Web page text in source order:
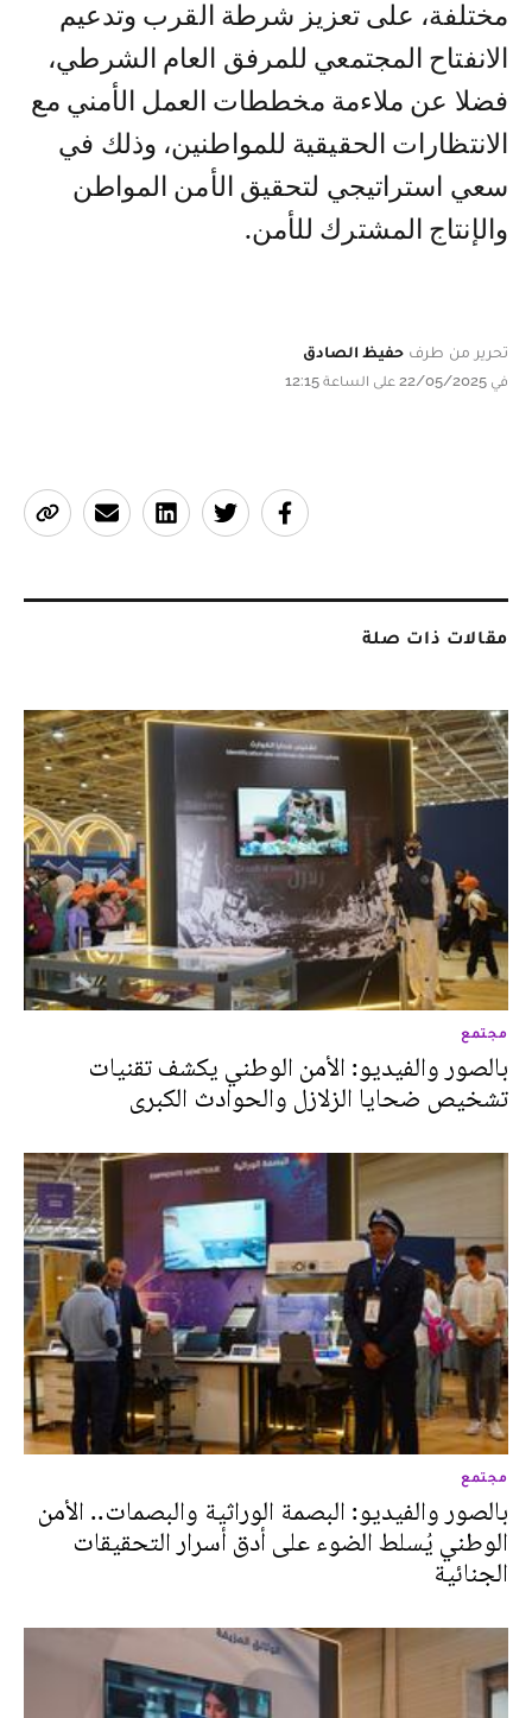
مختلفة، على تعزيز شرطة القرب وتدعيم
الانفتاح المجتمعي للمرفق العام الشرطي،
فضلا عن ملاءمة مخططات العمل الأمني مع
الانتظارات الحقيقية للمواطنين، وذلك في
سعي استراتيجي لتحقيق الأمن المواطن
والإنتاج المشترك للأمن.
تحرير من طرف حفيظ الصادق
في 22/05/2025 على الساعة 12:15
مقالات ذات صلة
مجتمع
بالصور والفيديو: الأمن الوطني يكشف تقنيات
تشخيص ضحايا الزلازل والحوادث الكبرى
مجتمع
بالصور والفيديو: البصمة الوراثية والبصمات.. الأمن
الوطني يُسلط الضوء على أدق أسرار التحقيقات
الجنائية